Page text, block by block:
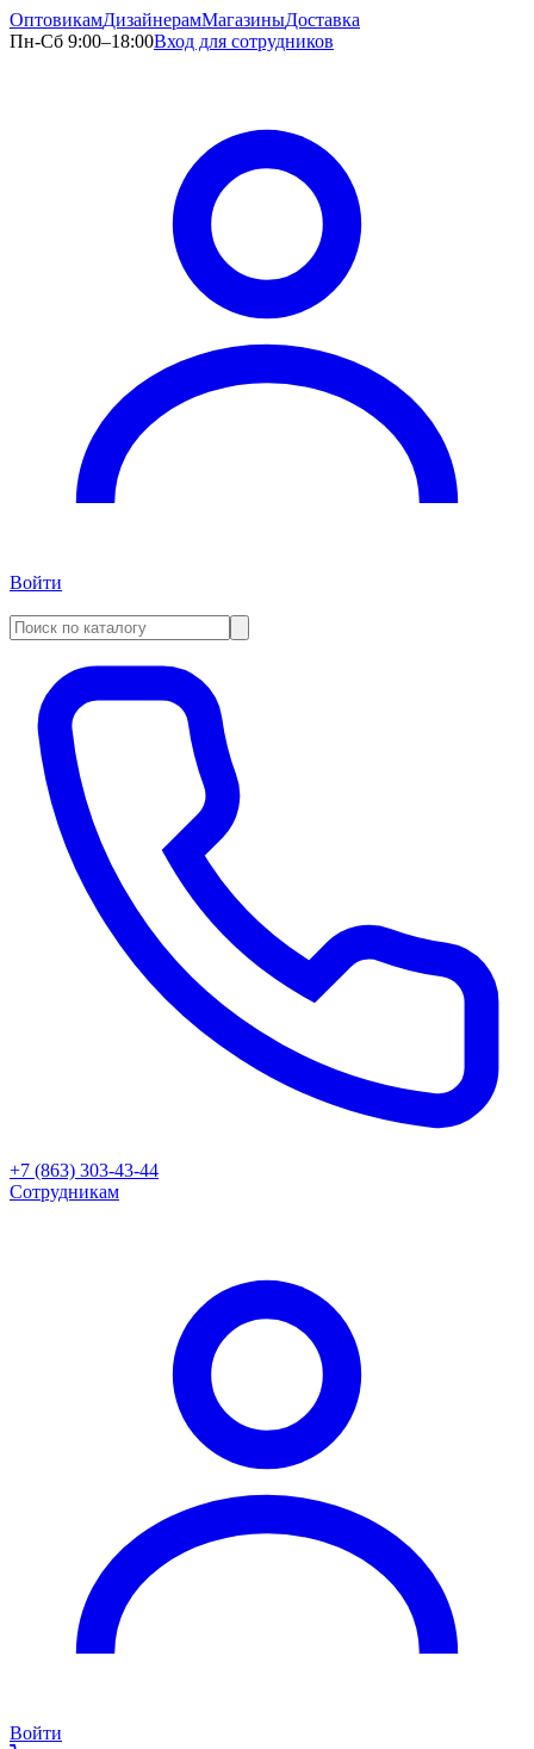
ОптовикамДизайнерамМагазиныДоставка
Пн-Сб 9:00–18:00Вход для сотрудников
Войти
+7 (863) 303-43-44
Сотрудникам
Войти